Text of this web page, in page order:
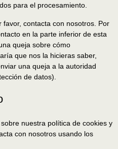
para el procesamiento.
contacta con nosotros. Por
en la parte inferior de esta
queja sobre cómo
que nos la hicieras saber,
una queja a la autoridad
de datos).
nuestra política de cookies y
con nosotros usando los